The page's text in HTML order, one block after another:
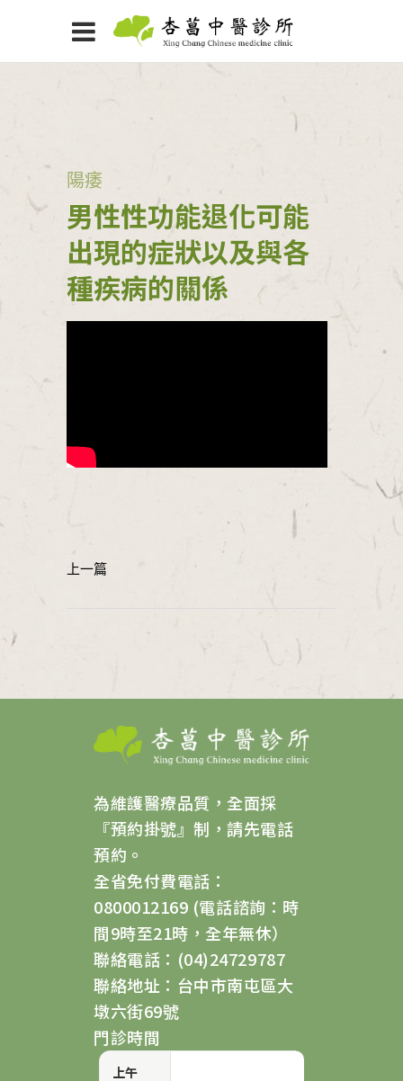
陽痿
男性性功能退化可能
出現的症狀以及與各
種疾病的關係
為維護醫療品質，全面採
『預約掛號』制，請先電話
預約。
全省免付費電話：
0800012169 (電話諮詢：時
間9時至21時，全年無休）
聯絡電話：(04)24729787
聯絡地址：台中市南屯區大
墩六街69號
門診時間
上午